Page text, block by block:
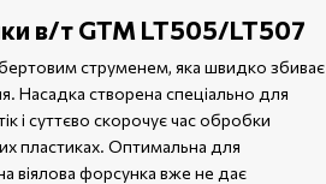
в/т GTM LT505/LT507
струменем, яка швидко збиває
Насадка створена спеціально для
і суттєво скорочує час обробки
пластиках. Оптимальна для
віялова форсунка вже не дає